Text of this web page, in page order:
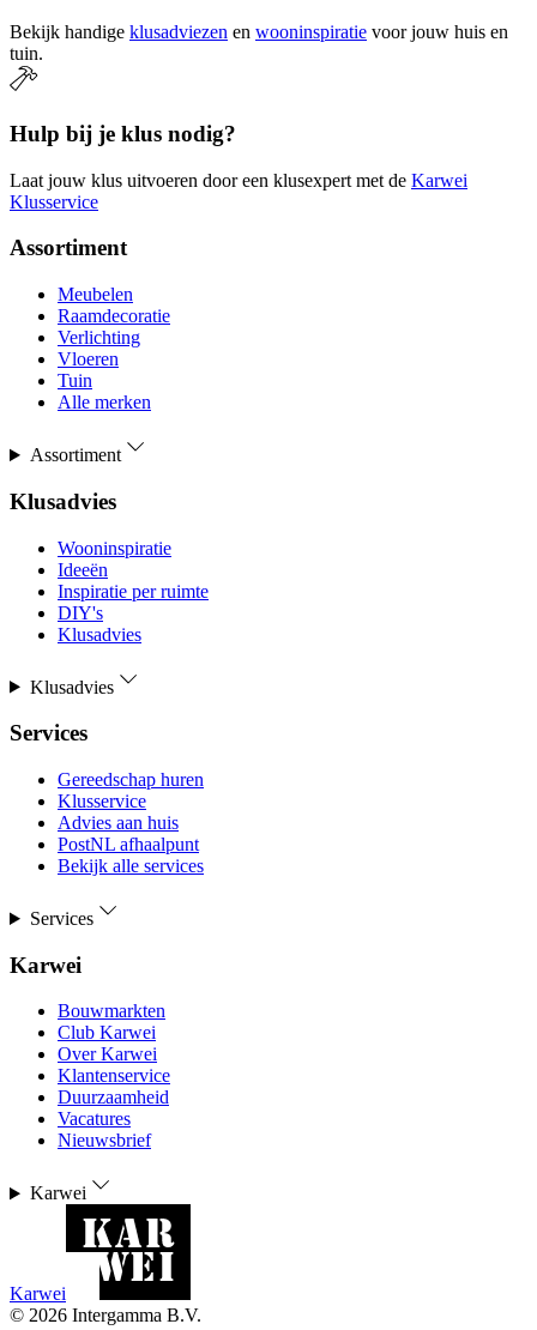
Bekijk handige klusadviezen en wooninspiratie voor jouw huis en
tuin.
Hulp bij je klus nodig?
Laat jouw klus uitvoeren door een klusexpert met de Karwei
Klusservice
Assortiment
Meubelen
Raamdecoratie
Verlichting
Vloeren
Tuin
Alle merken
Assortiment
Klusadvies
Wooninspiratie
Ideeën
Inspiratie per ruimte
DIY's
Klusadvies
Klusadvies
Services
Gereedschap huren
Klusservice
Advies aan huis
PostNL afhaalpunt
Bekijk alle services
Services
Karwei
Bouwmarkten
Club Karwei
Over Karwei
Klantenservice
Duurzaamheid
Vacatures
Nieuwsbrief
Karwei
Karwei
© 2026 Intergamma B.V.